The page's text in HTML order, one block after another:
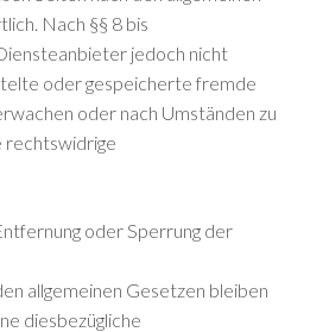
Nach §§ 8 bis
jedoch nicht
oder gespeicherte fremde
oder nach Umständen zu
rechtswidrige
oder Sperrung der
allgemeinen Gesetzen bleiben
diesbezügliche